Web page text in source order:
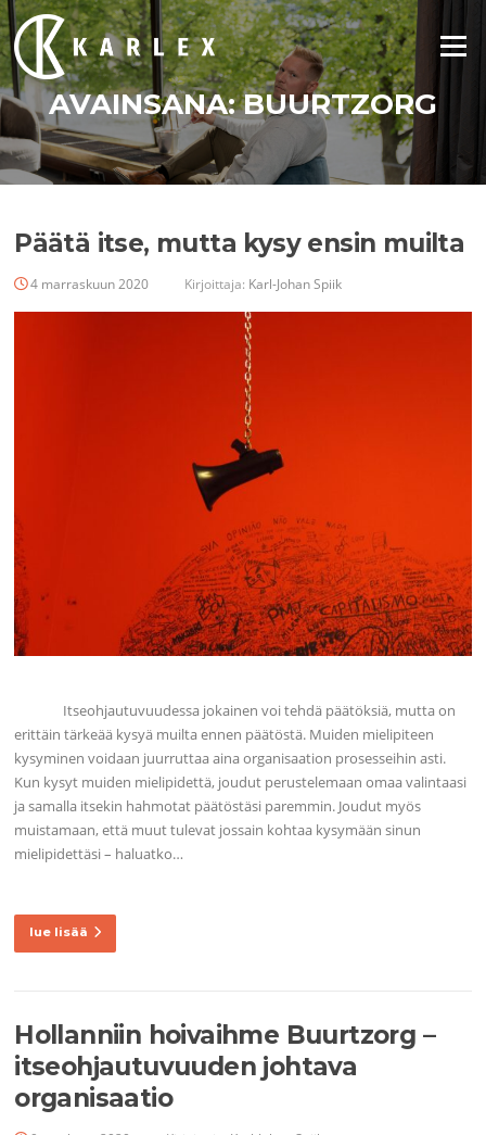
Siirry
suoraan
sisältöön
Valikko
AVAINSANA:BUURTZORG
Päätä itse, mutta kysy ensin muilta
4 marraskuun 2020 Kirjoittaja: Karl-Johan Spiik
Itseohjautuvuudessa jokainen voi tehdä päätöksiä, mutta on
erittäin tärkeää kysyä muilta ennen päätöstä. Muiden mielipiteen
kysyminen voidaan juurruttaa aina organisaation prosesseihin asti.
Kun kysyt muiden mielipidettä, joudut perustelemaan omaa valintaasi
ja samalla itsekin hahmotat päätöstäsi paremmin. Joudut myös
muistamaan, että muut tulevat jossain kohtaa kysymään sinun
mielipidettäsi – haluatko…
lue lisää
Hollanniin hoivaihme Buurtzorg –
itseohjautuvuuden johtava
organisaatio